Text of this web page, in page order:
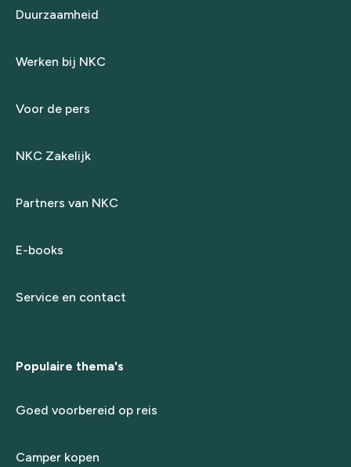
Duurzaamheid
Werken bij NKC
Voor de pers
NKC Zakelijk
Partners van NKC
E-books
Service en contact
Populaire thema's
Goed voorbereid op reis
Camper kopen